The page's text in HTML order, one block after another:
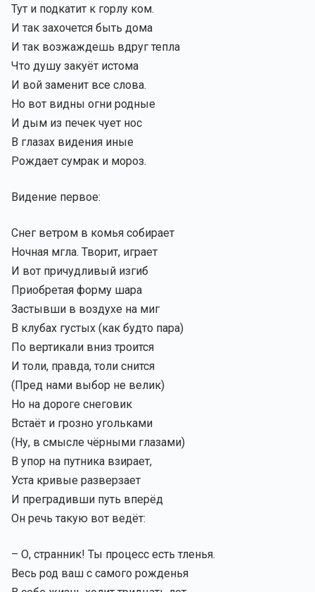
Тут и подкатит к горлу ком.
И так захочется быть дома
И так возжаждешь вдруг тепла
Что душу закуёт истома
И вой заменит все слова.
Но вот видны огни родные
И дым из печек чует нос
В глазах видения иные
Рождает сумрак и мороз.
Видение первое:
Снег ветром в комья собирает
Ночная мгла. Творит, играет
И вот причудливый изгиб
Приобретая форму шара
Застывши в воздухе на миг
В клубах густых (как будто пара)
По вертикали вниз троится
И толи, правда, толи снится
(Пред нами выбор не велик)
Но на дороге снеговик
Встаёт и грозно угольками
(Ну, в смысле чёрными глазами)
В упор на путника взирает,
Уста кривые разверзает
И преградивши путь вперёд
Он речь такую вот ведёт:
– О, странник! Ты процесс есть тленья.
Весь род ваш с самого рожденья